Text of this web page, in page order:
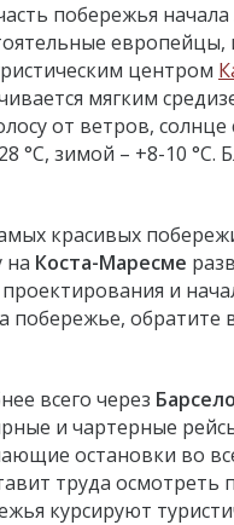
побережья
европейцы,
центром
мягким
от ветров, солнце
°С, зимой – +8-10 °С.
красивых
на Коста-Маресме
и
побережье, обратите
всего через
и чартерные
остановки во
труда осмотреть
курсируют